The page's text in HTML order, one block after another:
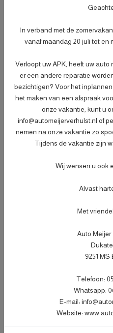
- Peilen en
- Vrijwaren
- Auto is of wordt
- Wasbeurt bij
Specificaties
BTW of Marge
Datum eerste toelating
(internationaal)
Aantal sleutels
Aantal handzenders
In verband met de
vanaf maandag 20 juli tot en
Verloopt uw APK, heeft uw
er een andere reparatie
bezichtigen? Voor het
het maken van een afspraak
onze vakantie, kunt u
info@automeijerverhulst.nl of
nemen na onze vakantie zo
Tijdens de vakantie zijn
Wij wensen u ook
Alvast
Met
Auto Meijer
9251 MS
Telefoon:
Whatsapp:
E-mail:
Website: